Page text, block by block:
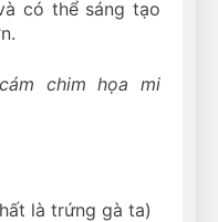
có thể sáng tạo
cám chim họa mi
là trứng gà ta)